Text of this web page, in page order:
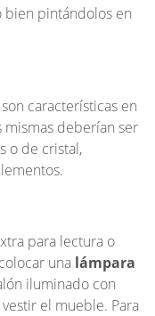
bien pintándolos en
son características en
mismas deberían ser
o de cristal,
para lectura o
una lámpara
iluminado con
el mueble. Para